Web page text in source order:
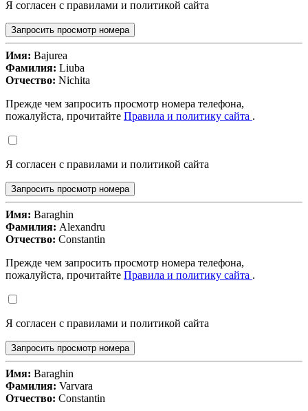
Я согласен с правилами и политикой сайта
Запросить просмотр номера
Имя: Bajurea
Фамилия: Liuba
Отчество: Nichita
Прежде чем запросить просмотр номера телефона,
пожалуйста, прочитайте Правила и политику сайта .
Я согласен с правилами и политикой сайта
Запросить просмотр номера
Имя: Baraghin
Фамилия: Alexandru
Отчество: Constantin
Прежде чем запросить просмотр номера телефона,
пожалуйста, прочитайте Правила и политику сайта .
Я согласен с правилами и политикой сайта
Запросить просмотр номера
Имя: Baraghin
Фамилия: Varvara
Отчество: Constantin